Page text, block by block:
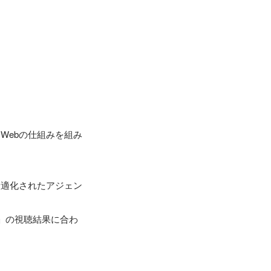
の仕組みを組み
化されたアジェン
の視聴結果に合わ